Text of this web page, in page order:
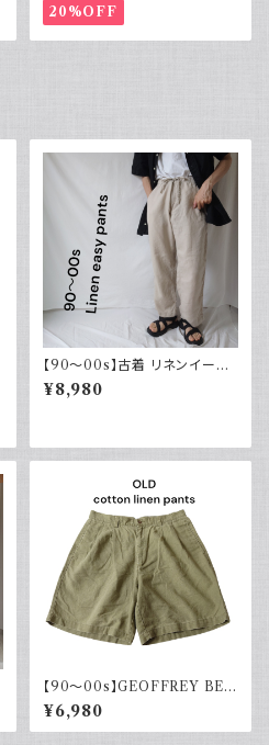
20%OFF
【90～00s】古着 リネンイージ
ーパンツ 夏 32×30 APT9 カジ
ュアル
¥8,980
【90～00s】GEOFFREY BEE
NE コットンリネンショーツ ツー
タック カーキグリーン フェード
古着
¥6,980